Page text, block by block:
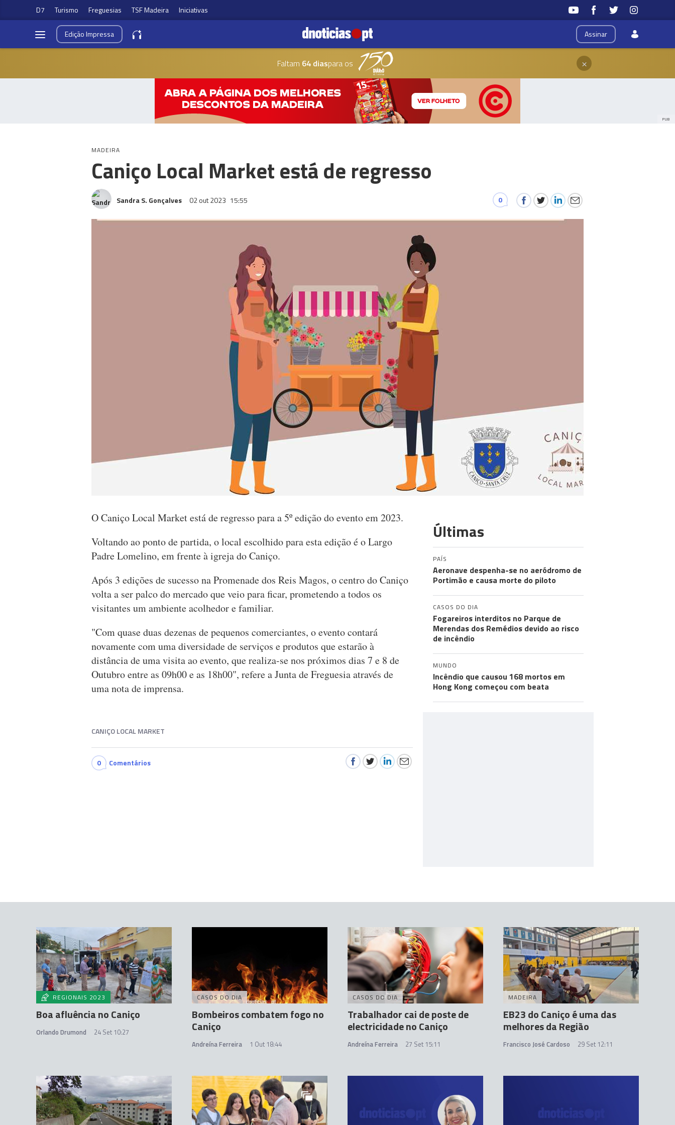
D7 Turismo Freguesias TSF Madeira Iniciativas
Assinar
EdiçãoImpressa
Faltam 64 diaspara os ×
PUB
MADEIRA
Caniço Local Market está de regresso
Sandra S. Gonçalves 02 out 2023 15:55 0
O Caniço Local Market está de regresso para a 5º edição do evento em 2023.
Voltando ao ponto de partida, o local escolhido para esta edição é o Largo
Padre Lomelino, em frente à igreja do Caniço.
Após 3 edições de sucesso na Promenade dos Reis Magos, o centro do Caniço
volta a ser palco do mercado que veio para ficar, prometendo a todos os
visitantes um ambiente acolhedor e familiar.
"Com quase duas dezenas de pequenos comerciantes, o evento contará
novamente com uma diversidade de serviços e produtos que estarão à
distância de uma visita ao evento, que realiza-se nos próximos dias 7 e 8 de
Outubro entre as 09h00 e as 18h00", refere a Junta de Freguesia através de
uma nota de imprensa.
CANIÇO LOCAL MARKET
0 Comentários
Últimas
PAÍS
Aeronave despenha-se no aeródromo de
Portimão e causa morte do piloto
CASOS DO DIA
Fogareiros interditos no Parque de
Merendas dos Remédios devido ao risco
de incêndio
MUNDO
Incêndio que causou 168 mortos em
Hong Kong começou com beata
REGIONAIS 2023
Boa afluência no Caniço
Orlando Drumond 24 Set 10:27
CASOS DO DIA
Bombeiros combatem fogo no
Caniço
Andreína Ferreira 1 Out 18:44
CASOS DO DIA
Trabalhador cai de poste de
electricidade no Caniço
Andreína Ferreira 27 Set 15:11
MADEIRA
EB23 do Caniço é uma das
melhores da Região
Francisco José Cardoso 29 Set 12:11